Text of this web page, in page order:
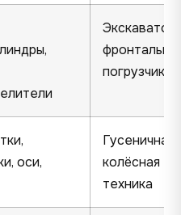
погрузчики
оси,
Гусеничная
колёсная
техника